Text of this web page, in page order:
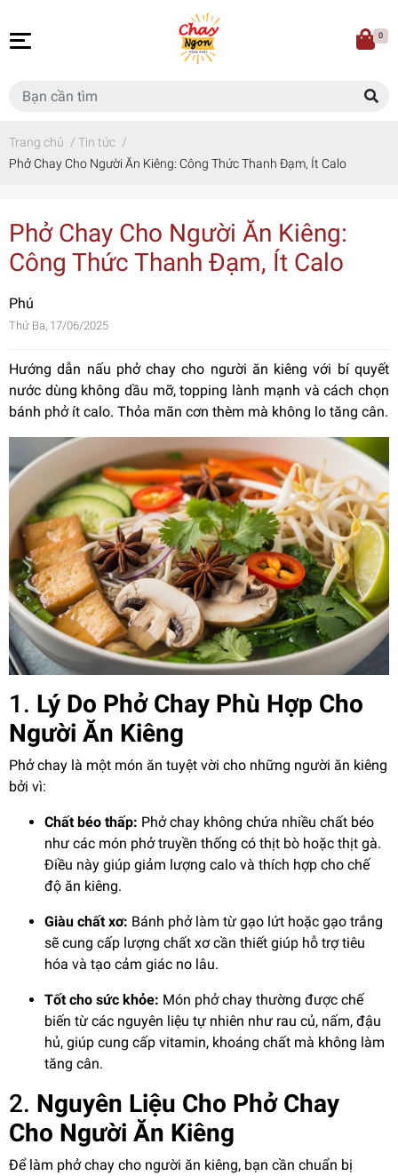
0
Trang chủ / Tin tức /
Phở Chay Cho Người Ăn Kiêng: Công Thức Thanh Đạm, Ít Calo
Phở Chay Cho Người Ăn Kiêng:
Công Thức Thanh Đạm, Ít Calo
Phú
Thứ Ba, 17/06/2025
Hướng dẫn nấu phở chay cho người ăn kiêng với bí quyết
nước dùng không dầu mỡ, topping lành mạnh và cách chọn
bánh phở ít calo. Thỏa mãn cơn thèm mà không lo tăng cân.
1. Lý Do Phở Chay Phù Hợp Cho
Người Ăn Kiêng
Phở chay là một món ăn tuyệt vời cho những người ăn kiêng
bởi vì:
Chất béo thấp: Phở chay không chứa nhiều chất béo
như các món phở truyền thống có thịt bò hoặc thịt gà.
Điều này giúp giảm lượng calo và thích hợp cho chế
độ ăn kiêng.
Giàu chất xơ: Bánh phở làm từ gạo lứt hoặc gạo trắng
sẽ cung cấp lượng chất xơ cần thiết giúp hỗ trợ tiêu
hóa và tạo cảm giác no lâu.
Tốt cho sức khỏe: Món phở chay thường được chế
biến từ các nguyên liệu tự nhiên như rau củ, nấm, đậu
hủ, giúp cung cấp vitamin, khoáng chất mà không làm
tăng cân.
2. Nguyên Liệu Cho Phở Chay
Cho Người Ăn Kiêng
Để làm phở chay cho người ăn kiêng, bạn cần chuẩn bị